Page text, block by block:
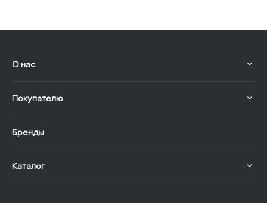
О нас
Покупателю
Бренды
Каталог